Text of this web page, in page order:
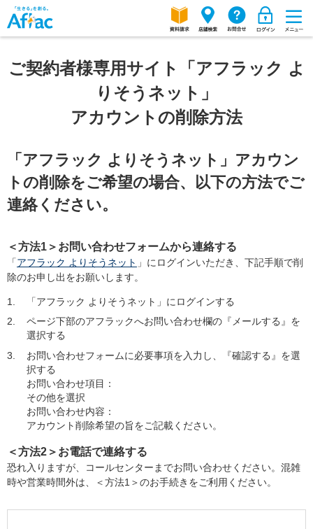
ご契約者様専用サイト「アフラック よ
りそうネット」
アカウントの削除方法
「アフラック よりそうネット」アカウン
トの削除をご希望の場合、以下の方法でご
連絡ください。
＜方法1＞お問い合わせフォームから連絡する
「アフラック よりそうネット 」にログインいただき、下記手順で削
除のお申し出をお願いします。
1.
「アフラック よりそうネット」にログインする
2.
ページ下部のアフラックへお問い合わせ欄の『メールする』を
選択する
3.
お問い合わせフォームに必要事項を入力し、『確認する』を選
択する
お問い合わせ項目：
その他を選択
お問い合わせ内容：
アカウント削除希望の旨をご記載ください。
＜方法2＞お電話で連絡する
恐れ入りますが、コールセンターまでお問い合わせください。混雑
時や営業時間外は、＜方法1＞のお手続きをご利用ください。